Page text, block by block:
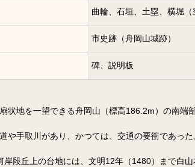
曲輪、石垣、土塁、横堀（
市史跡（舟岡山城跡）
碑、説明板
状地を一望できる舟岡山（標高186.2m）の南端
や手取川があり、かつては、交通の要衝であった
段丘上の台地には、文明12年（1480）まで白